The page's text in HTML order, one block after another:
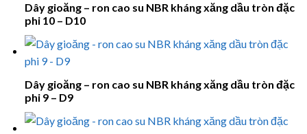
Dây gioăng – ron cao su NBR kháng xăng dầu tròn đặc
phi 10 – D10
Dây gioăng – ron cao su NBR kháng xăng dầu tròn đặc
phi 9 – D9